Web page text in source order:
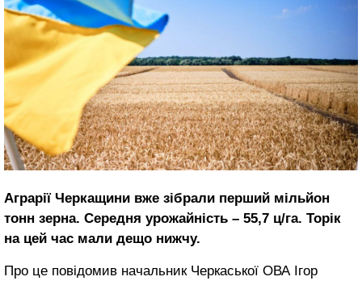
Аграрії Черкащини вже зібрали перший мільйон
тонн зерна. Середня урожайність – 55,7 ц/га. Торік
на цей час мали дещо нижчу.
Про це повідомив начальник Черкаської ОВА Ігор